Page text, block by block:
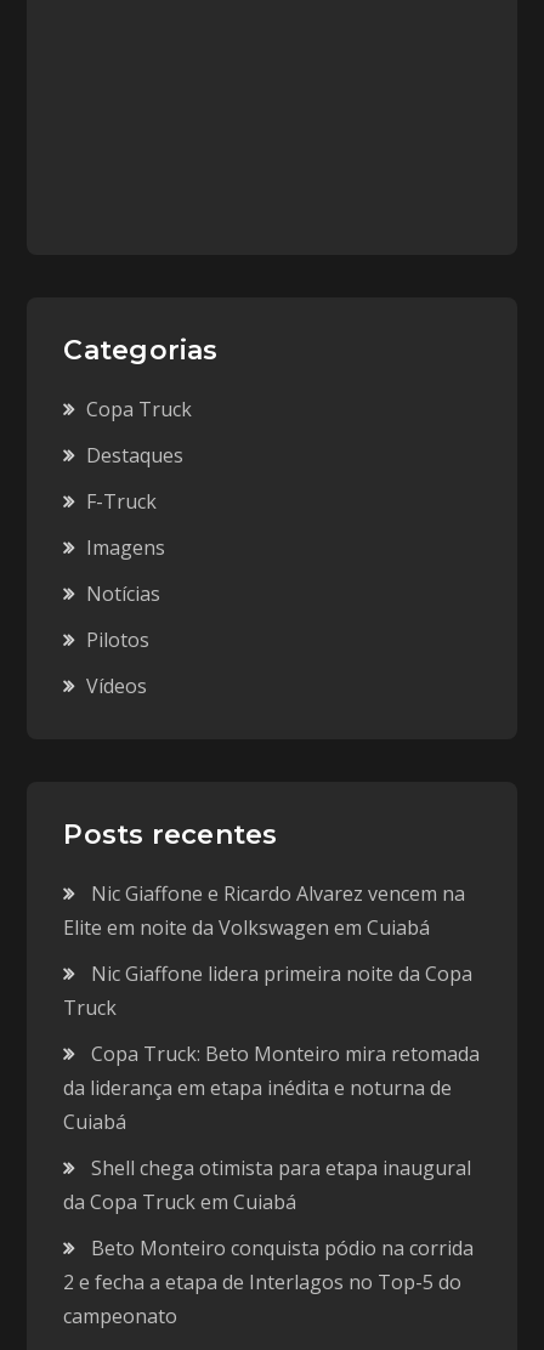
Categorias
Copa Truck
Destaques
F-Truck
Imagens
Notícias
Pilotos
Vídeos
Posts recentes
Nic Giaffone e Ricardo Alvarez vencem na
Elite em noite da Volkswagen em Cuiabá
Nic Giaffone lidera primeira noite da Copa
Truck
Copa Truck: Beto Monteiro mira retomada
da liderança em etapa inédita e noturna de
Cuiabá
Shell chega otimista para etapa inaugural
da Copa Truck em Cuiabá
Beto Monteiro conquista pódio na corrida
2 e fecha a etapa de Interlagos no Top-5 do
campeonato